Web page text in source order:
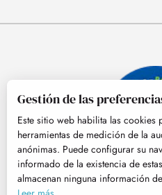
© Tourisme
Gestión de las
Este sitio web habilita las cookies
herramientas de medición de la
anónimas. Puede configurar su
informado de la existencia de
almacenan ninguna información